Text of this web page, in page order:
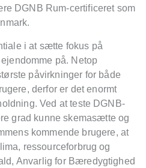
DGNB Rum-certificeret som
i at sætte fokus på
på. Netop
rste påvirkninger for både
derfor er det enormt
Ved at teste DGNB-
grad kunne skemasætte og
kommende brugere, at
ressourceforbrug og
Anvarlig for Bæredygtighed